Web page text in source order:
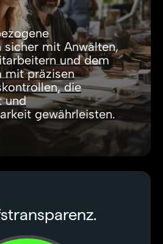
sicher mit Anwälten,
und dem
mit präzisen
die
und
gewährleisten.